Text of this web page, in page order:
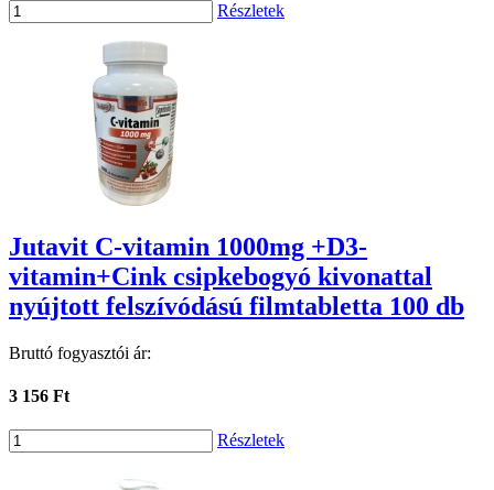
Részletek
Jutavit C-vitamin 1000mg +D3-
vitamin+Cink csipkebogyó kivonattal
nyújtott felszívódású filmtabletta 100 db
Bruttó fogyasztói ár:
3 156 Ft
Részletek